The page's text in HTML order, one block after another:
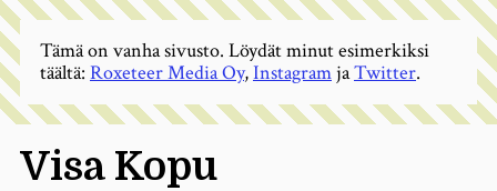
Visa Kopu
Tämä on vanha sivusto. Löydät minut esimerkiksi
täältä: Roxeteer Media Oy,InstagramjaTwitter.